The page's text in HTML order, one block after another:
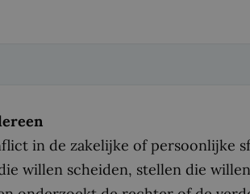
in de zakelijke of persoonlijke
willen scheiden, stellen die